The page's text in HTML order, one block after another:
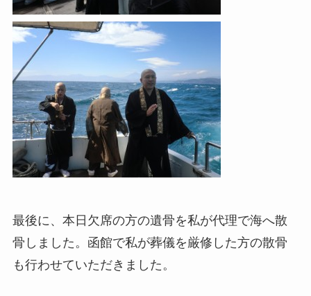
最後に、本日欠席の方の遺骨を私が代理で海へ散
骨しました。函館で私が葬儀を厳修した方の散骨
も行わせていただきました。